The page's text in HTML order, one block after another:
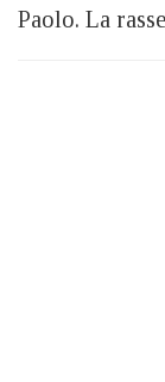
Paolo. La